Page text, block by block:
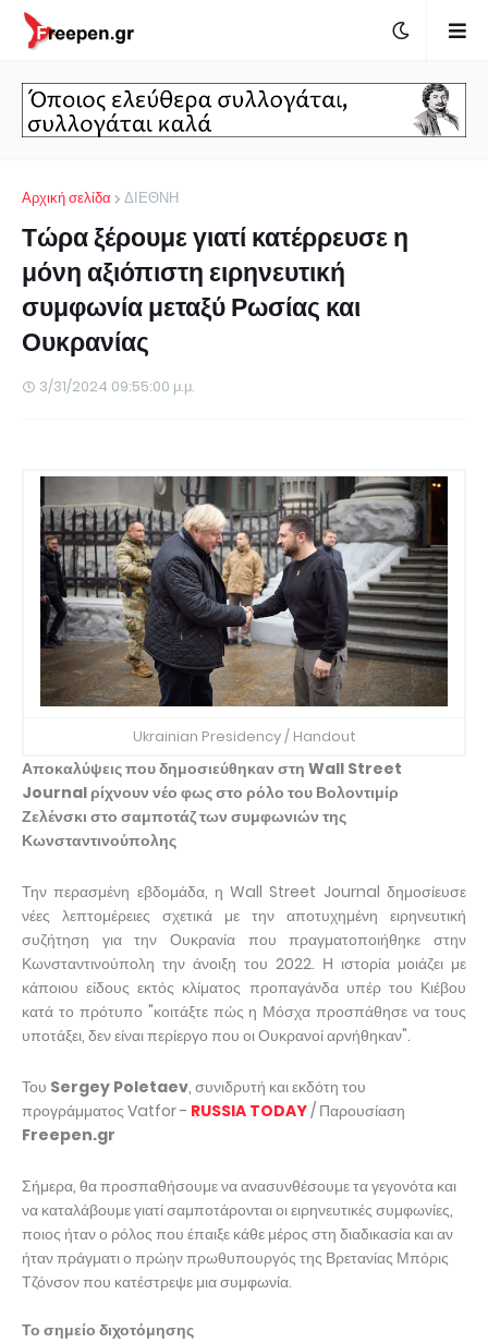
Αρχική σελίδα ΔΙΕΘΝΗ
Τώρα ξέρουμε γιατί κατέρρευσε η
μόνη αξιόπιστη ειρηνευτική
συμφωνία μεταξύ Ρωσίας και
Ουκρανίας
3/31/2024 09:55:00 μ.μ.
Ukrainian Presidency / Handout
Αποκαλύψεις που δημοσιεύθηκαν στη Wall Street
Journal ρίχνουν νέο φως στο ρόλο του Βολοντιμίρ
Ζελένσκι στο σαμποτάζ των συμφωνιών της
Κωνσταντινούπολης
Την περασμένη εβδομάδα, η Wall Street Journal δημοσίευσε
νέες λεπτομέρειες σχετικά με την αποτυχημένη ειρηνευτική
συζήτηση για την Ουκρανία που πραγματοποιήθηκε στην
Κωνσταντινούπολη την άνοιξη του 2022. Η ιστορία μοιάζει με
κάποιου είδους εκτός κλίματος προπαγάνδα υπέρ του Κιέβου
κατά το πρότυπο "κοιτάξτε πώς η Μόσχα προσπάθησε να τους
υποτάξει, δεν είναι περίεργο που οι Ουκρανοί αρνήθηκαν".
Του Sergey Poletaev, συνιδρυτή και εκδότη του
προγράμματος Vatfor - RUSSIA TODAY/ Παρουσίαση
Freepen.gr
Σήμερα, θα προσπαθήσουμε να ανασυνθέσουμε τα γεγονότα και
να καταλάβουμε γιατί σαμποτάρονται οι ειρηνευτικές συμφωνίες,
ποιος ήταν ο ρόλος που έπαιξε κάθε μέρος στη διαδικασία και αν
ήταν πράγματι ο πρώην πρωθυπουργός της Βρετανίας Μπόρις
Τζόνσον που κατέστρεψε μια συμφωνία.
Το σημείο διχοτόμησης